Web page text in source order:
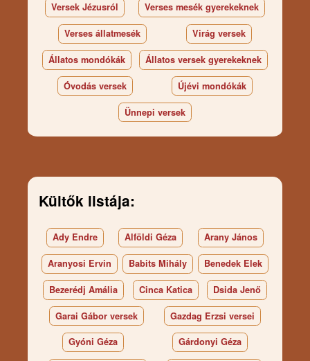
Versek Jézusról Verses mesék gyerekeknek
Verses állatmesék Virág versek
Állatos mondókák Állatos versek gyerekeknek
Óvodás versek Újévi mondókák
Ünnepi versek
Kültők listája:
Ady Endre Alföldi Géza Arany János
Aranyosi Ervin Babits Mihály Benedek Elek
Bezerédj Amália Cinca Katica Dsida Jenő
Garai Gábor versek Gazdag Erzsi versei
Gyóni Géza Gárdonyi Géza